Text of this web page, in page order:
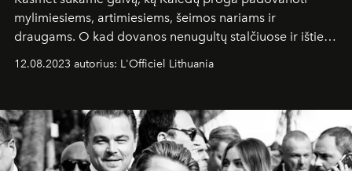
mylimiesiems, artimiesiems, šeimos nariams ir
draugams. O kad dovanos nenugultų stalčiuose ir išties
būtų naudingos, atrinkome kelias idėjas. Šiame sąraše
12.08.2023 autorius: L'Officiel Lithuania